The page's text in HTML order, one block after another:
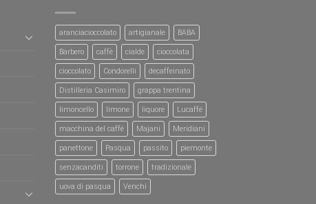
aranciacioccolato artigianale BABA
Barbero caffè cialde cioccolata
cioccolato Condorelli decaffeinato
Distilleria Casimiro grappa trentina
limoncello limone liquore Lucaffé
macchina del caffè Majani Meridiani
panettone Pasqua passito piemonte
senzacanditi torrone tradizionale
uova di pasqua Venchi